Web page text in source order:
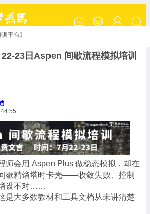
平台〗
22-23日Aspen 间歇流程模拟培训
师会用 Aspen Plus 做稳态模拟，却在
歇精馏塔时卡壳——收敛失败、控制
设不对……
是大多数教材和工具文档从未讲清楚